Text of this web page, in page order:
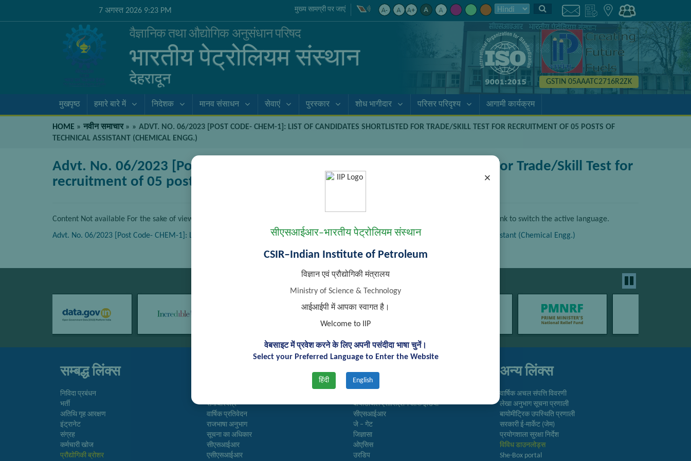
×
सीएसआईआर–भारतीय पेट्रोलियम संस्थान
CSIR–Indian Institute of Petroleum
विज्ञान एवं प्रौद्योगिकी मंत्रालय
Ministry of Science & Technology
आईआईपी में आपका स्वागत है।
Welcome to IIP
वेबसाइट में प्रवेश करने के लिए अपनी पसंदीदा भाषा चुनें।
Select your Preferred Language to Enter the Website
हिंदी English
7 अगस्त 2026 9:23 PM मुख्य सामग्री पर जाएं
वैज्ञानिक तथा औद्योगिक अनुसंधान परिषद
भारतीय पेट्रोलियम संस्थान
देहरादून GSTIN 05AAATC2716R2ZK
मुखपृष्ठ हमारे बारे में निदेशक मानव संसाधन सेवाएं पुरस्कार शोध भागीदार परिसर परिदृश्य आगामी कार्यक्रम
HOME » नवीन समाचार» » ADVT. NO. 06/2023 [POST CODE- CHEM-1]: LIST OF CANDIDATES SHORTLISTED FOR TRADE/SKILL TEST FOR RECRUITMENT OF 05 POSTS OF
TECHNICAL ASSISTANT (CHEMICAL ENGG.)
Advt. No. 06/2023 [Post Code- CHEM-1]: List of Candidates Shortlisted for Trade/Skill Test for
recruitment of 05 posts of Technical Assistant (Chemical Engg.)
Content Not available For the sake of viewer convenience, the content is shown below in the alternative language. You may click the link to switch the active language.
Advt. No. 06/2023 [Post Code- CHEM-1]: List of Candidates Shortlisted for Trade/Skill Test for recruitment of 05 posts of Technical Assistant (Chemical Engg.)
सम्बद्ध लिंक्स
निविदा प्रबंधन
भर्ती
अतिथि गृह आरक्षण
इंट्रानेट
संग्रह
कर्मचारी खोज
प्रौद्योगिकी ब्रोशर
समाचारपत्र
वार्षिक प्रतिवेदन
राजभाषा अनुभाग
सूचना का अधिकार
सीएसआईआर
एसीएसआईआर
महत्वपूर्ण लिंक्स
बायोडीजल एसोसिएशन ऑफ इंडिया
सीएसआईआर
जे – गेट
जिज्ञासा
ओएसिस
उरडिप
अन्य लिंक्स
वार्षिक अचल संपत्ति विवरणी
लेखा अनुभाग सूचना प्रणाली
बायोमीट्रिक उपस्थिति प्रणाली
सरकारी ई-मार्केट (जेम)
प्रयोगशाला सुरक्षा निर्देश
विविध डाउनलोड्स
She-Box portal